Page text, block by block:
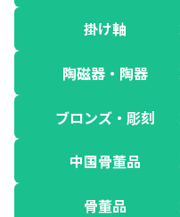
掛け軸
陶磁器・陶器
ブロンズ・彫刻
中国骨董品
骨董品